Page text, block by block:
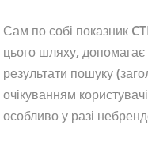
Сам по собі показник
цього шляху, допомагає
результати пошуку
очікуванням
особливо у разі